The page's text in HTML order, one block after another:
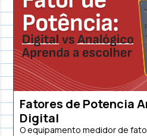
Fatores de Potencia
Digital
O equipamento medidor de